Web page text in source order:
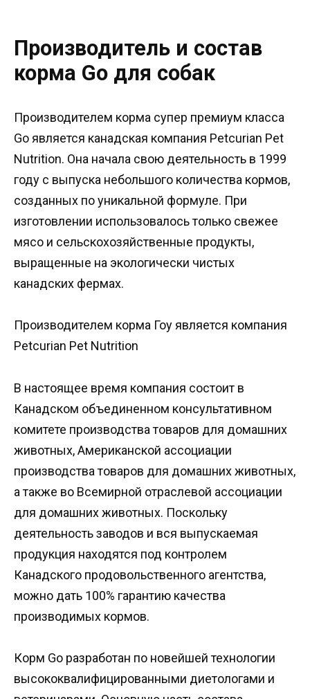
Производитель и состав
корма Go для собак
Производителем корма супер премиум класса
Go является канадская компания Petcurian Pet
Nutrition. Она начала свою деятельность в 1999
году с выпуска небольшого количества кормов,
созданных по уникальной формуле. При
изготовлении использовалось только свежее
мясо и сельскохозяйственные продукты,
выращенные на экологически чистых
канадских фермах.
Производителем корма Гоу является компания
Petcurian Pet Nutrition
В настоящее время компания состоит в
Канадском объединенном консультативном
комитете производства товаров для домашних
животных, Американской ассоциации
производства товаров для домашних животных,
а также во Всемирной отраслевой ассоциации
для домашних животных. Поскольку
деятельность заводов и вся выпускаемая
продукция находятся под контролем
Канадского продовольственного агентства,
можно дать 100% гарантию качества
производимых кормов.
Корм Go разработан по новейшей технологии
высококвалифицированными диетологами и